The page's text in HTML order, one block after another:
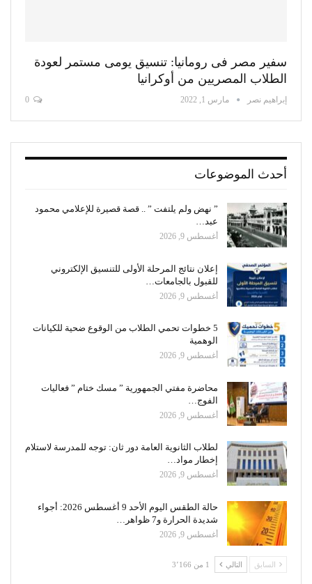
سفير مصر فى رومانيا: تنسيق يومى مستمر لعودة
الطلاب المصريين من أوكرانيا
إبراهيم نصر مارس 1, 2022
أحدث الموضوعات
” نهض ولم يلتفت ” .. قصة قصيرة للإعلامي محمود
عبد…
أغسطس 9, 2026
إعلان نتائج المرحلة الأولى للتنسيق الإلكتروني
للقبول بالجامعات…
أغسطس 9, 2026
5 خطوات تحمي الطلاب من الوقوع ضحية للكيانات
الوهمية
أغسطس 9, 2026
محاضرة مفتي الجمهورية ” مسك ختام ” فعاليات
الفوج…
أغسطس 9, 2026
لطلاب الثانوية العامة دور ثان: توجه للمدرسة لاستلام
إخطار مواد…
أغسطس 9, 2026
حالة الطقس اليوم الأحد 9 أغسطس 2026: أجواء
شديدة الحرارة و7 ظواهر…
أغسطس 9, 2026
السابق التالي 1 من 3٬166